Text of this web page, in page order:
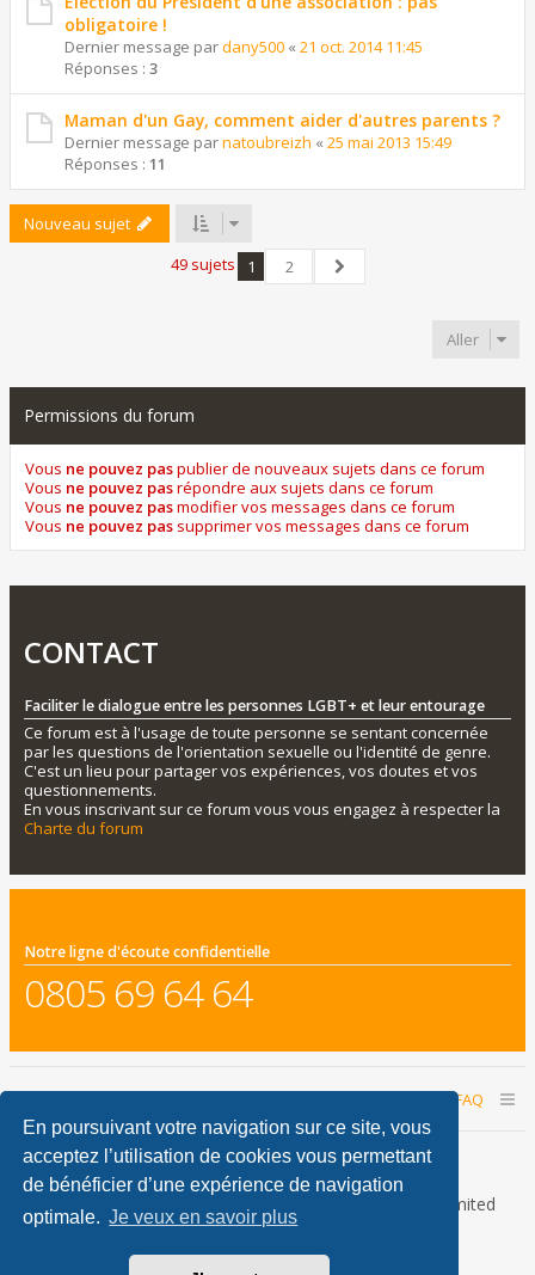
En poursuivant votre navigation sur ce site, vous
acceptez l’utilisation de cookies vous permettant
de bénéficier d’une expérience de navigation
optimale. Je veux en savoir plus
obligatoire !
Dernier message pardany500 « 21 oct. 2014 11:45
Réponses : 3
Maman d'un Gay, comment aider d'autres parents ?
Dernier message parnatoubreizh « 25 mai 2013 15:49
Réponses : 11
Nouveau sujet
49 sujets
1
2
Suivant
Aller
Permissions du forum
Vous ne pouvez paspublier de nouveaux sujets dans ce forum
Vous ne pouvez pasrépondre aux sujets dans ce forum
Vous ne pouvez pasmodifier vos messages dans ce forum
Vous ne pouvez pas supprimer vos messages dans ce forum
CONTACT
Faciliter le dialogue entre les personnes LGBT+ et leur entourage
Ce forum est à l'usage de toute personne se sentant concernée
par les questions de l'orientation sexuelle ou l'identité de genre.
C'est un lieu pour partager vos expériences, vos doutes et vos
questionnements.
En vous inscrivant sur ce forum vous vous engagez à respecter la
Charte du forum
Notre ligne d'écoute confidentielle
0805 69 64 64
FAQ
Nous sommes le 06 août 2026 21:12
® Forum Software © phpBB Limited
Traduction française officielle
phpBB Metro Theme by PixelGoose Studio